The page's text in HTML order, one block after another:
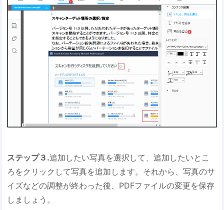
ステップ３.追加したい写真を選択して、追加したいとこ
ろをクリックして写真を追加します。それから、写真のサ
イズなどの調整が終わった後、PDFファイルの変更を保存
しましょう。